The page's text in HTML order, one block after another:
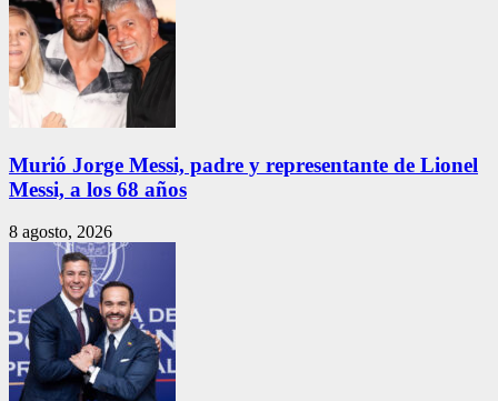
Murió Jorge Messi, padre y representante de Lionel
Messi, a los 68 años
8 agosto, 2026